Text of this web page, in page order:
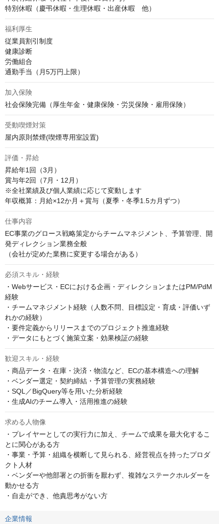
特別休暇（慶弔休暇・生理休暇・出産休暇　他）
福利厚生
従業員割引制度
健康診断
労働組合
通勤手当（月5万円上限）
加入保険
社会保険完備（厚生年金・健康保険・労災保険・雇用保険）
受動喫煙対策
屋内原則禁煙(喫煙専用室設置)
評価・昇給
昇給年1回（3月）
賞与年2回（7月・12月）
※全社業績及び個人業績に応じて変動します
年収概算：月給×12か月＋賞与（夏季・冬季1.5カ月ずつ）
仕事内容
EC事業のグロース戦略策定からチームマネジメント、予算管理、開
発ディレクション業務全般
（会社が定めた業務に変更する場合がある）
必須スキル・経験
・Webサービス・ECにおける企画・ディレクションまたはPM/PdM
経験
・チームマネジメント経験（人数不問、目標設定・育成・評価いず
れかの経験）
・要件定義からリリースまでのプロジェクト推進経験
・データにもとづく施策立案・効果検証の経験
歓迎スキル・経験
・商品データ・在庫・決済・物流など、ECの基本構造への理解
・ベンダー選定・契約締結・予算管理の実務経験
・SQL／BigQuery等を用いた分析経験
・生成AIのチーム導入・活用推進の経験
求める人物像
・プレイヤーとしての実行力に加え、チームで成果を最大化するこ
とに関心がある方
・事業・予算・組織を横断して見られる、経営視点を持ったプロダ
クト人材
・ベンダーや他部署との折衝を厭わず、複雑なステークホルダーを
動かせる方
・自走ができ、他責思考がない方
企業情報